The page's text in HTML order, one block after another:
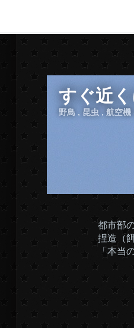
すぐ近
野鳥 , 昆虫 , 航空機
都市部
捏造（
「本当